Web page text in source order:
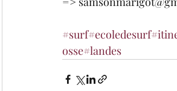
#surf#ecoledesurf
osse#landes